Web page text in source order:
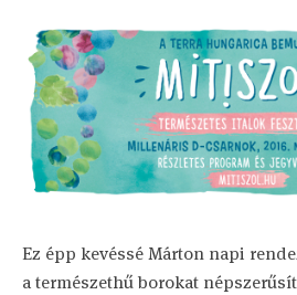
Ez épp kevéssé Márton napi
a természethű borokat